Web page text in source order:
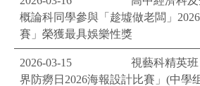
概論科同學參與「趁墟做老闆」
賽」榮獲最具娛樂性獎
2026-03-15
視藝科精英
界防癆日2026海報設計比賽」(中學